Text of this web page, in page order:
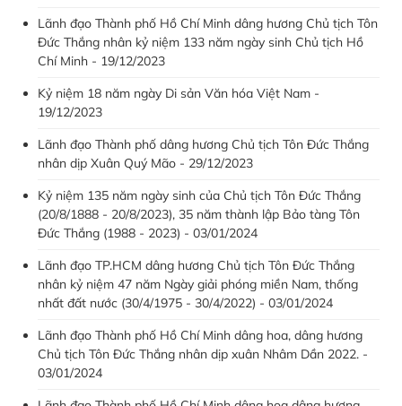
Lãnh đạo Thành phố Hồ Chí Minh dâng hương Chủ tịch Tôn
Đức Thắng nhân kỷ niệm 133 năm ngày sinh Chủ tịch Hồ
Chí Minh - 19/12/2023
Kỷ niệm 18 năm ngày Di sản Văn hóa Việt Nam -
19/12/2023
Lãnh đạo Thành phố dâng hương Chủ tịch Tôn Đức Thắng
nhân dịp Xuân Quý Mão - 29/12/2023
Kỷ niệm 135 năm ngày sinh của Chủ tịch Tôn Đức Thắng
(20/8/1888 - 20/8/2023), 35 năm thành lập Bảo tàng Tôn
Đức Thắng (1988 - 2023) - 03/01/2024
Lãnh đạo TP.HCM dâng hương Chủ tịch Tôn Đức Thắng
nhân kỷ niệm 47 năm Ngày giải phóng miền Nam, thống
nhất đất nước (30/4/1975 - 30/4/2022) - 03/01/2024
Lãnh đạo Thành phố Hồ Chí Minh dâng hoa, dâng hương
Chủ tịch Tôn Đức Thắng nhân dịp xuân Nhâm Dần 2022. -
03/01/2024